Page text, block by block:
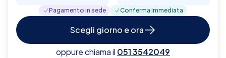
Pagamento in sede Conferma immediata
Scegli giorno e ora
oppure chiama il 051 3542049